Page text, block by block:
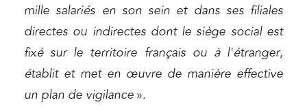
mille salariés en son sein et dans ses filiales
directes ou indirectes dont le siège social est
fixé sur le territoire français ou à l'étranger,
établit et met en œuvre de manière effective
un plan de vigilance ».